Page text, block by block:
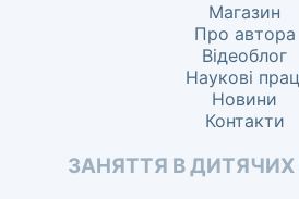
Магазин
Про автора
Відеоблог
Наукові
Новини
Контакти
ЗАНЯТТЯ В